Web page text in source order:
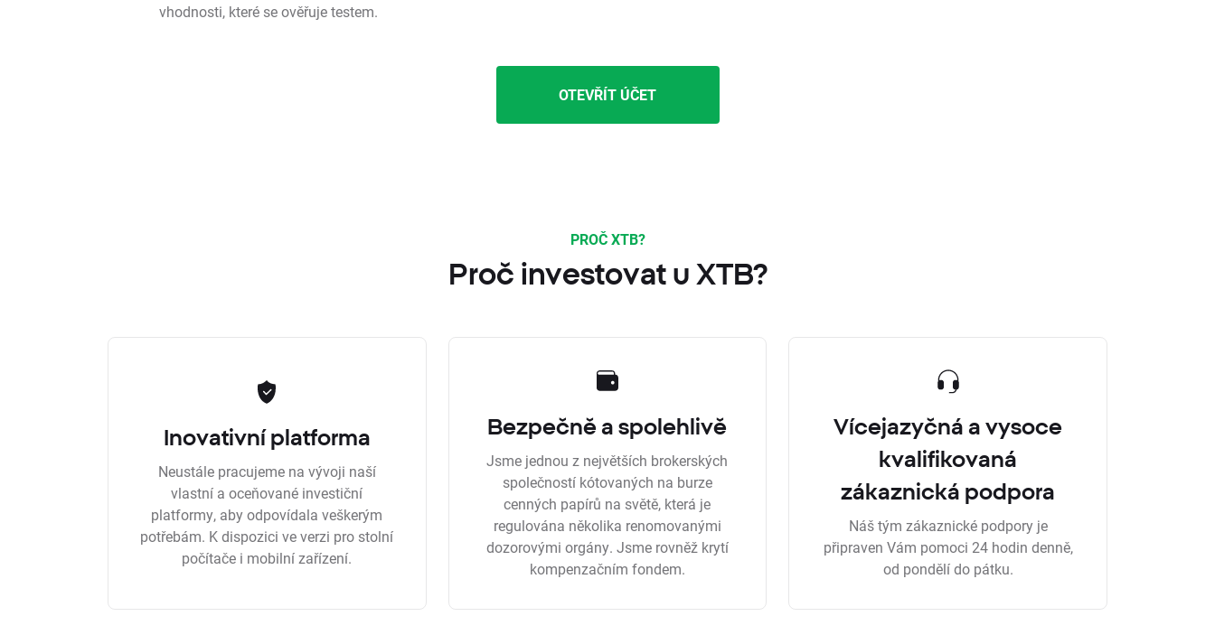
vhodnosti, které se ověřuje testem.
OTEVŘÍT ÚČET
PROČ XTB?
Proč investovat u XTB?
Inovativní platforma
Neustále pracujeme na vývoji naší
vlastní a oceňované investiční
platformy, aby odpovídala veškerým
potřebám. K dispozici ve verzi pro stolní
počítače i mobilní zařízení.
Bezpečně a spolehlivě
Jsme jednou z největších brokerských
společností kótovaných na burze
cenných papírů na světě, která je
regulována několika renomovanými
dozorovými orgány. Jsme rovněž krytí
kompenzačním fondem.
Vícejazyčná a vysoce
kvalifikovaná
zákaznická podpora
Náš tým zákaznické podpory je
připraven Vám pomoci 24 hodin denně,
od pondělí do pátku.